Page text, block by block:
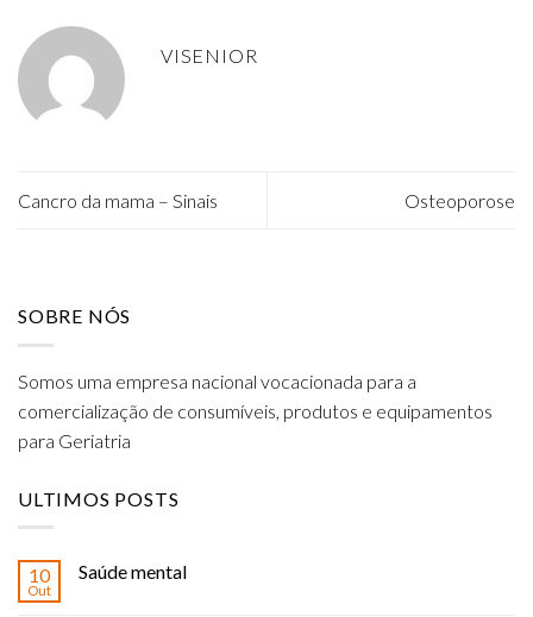
VISENIOR
Cancro da mama – Sinais Osteoporose
SOBRE NÓS
Somos uma empresa nacional vocacionada para a
comercialização de consumíveis, produtos e equipamentos
para Geriatria
ULTIMOS POSTS
10
Out
Saúde mental